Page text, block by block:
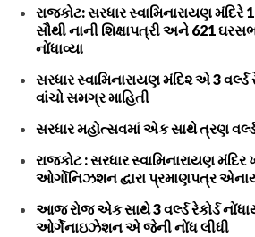
રાજકોટ: સરધાર સ્વામિનારાયણ મંદિરે
સૌથી નાની શિક્ષાપત્રી અને 621
નોંધાવ્યા
સરધાર સ્વામિનારાયણ મંદિ૨ એ 3 વર્લ્ડ
વાંચો સમગ્ર માહિતી
સરધાર મહોત્સવમાં એક સાથે ત્રણ વર્લ્ડ
રાજકોટ : સરધાર સ્વામિનારાયણ મંદિર
ઓર્ગોનિઝશન દ્વારા પ્રમાણપત્ર
આજ રોજ એક સાથે 3 વર્લ્ડ રેકોર્ડ
ઓર્ગેનાઇઝેશન એ જેની નોંધ લીધી